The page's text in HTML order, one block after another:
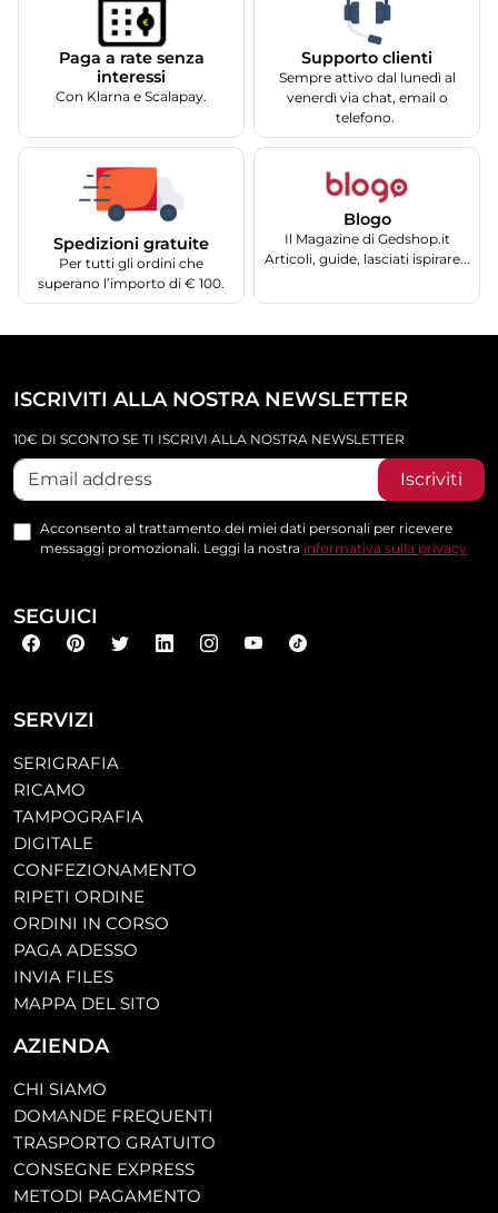
Paga a rate senza
interessi
Con Klarna e Scalapay.
Supporto clienti
Sempre attivo dal lunedì al
venerdì via chat, email o
telefono.
Spedizioni gratuite
Per tutti gli ordini che
superano l’importo di € 100.
Blogo
Il Magazine di Gedshop.it
Articoli, guide, lasciati ispirare...
SERVIZI
SERIGRAFIA
RICAMO
TAMPOGRAFIA
DIGITALE
CONFEZIONAMENTO
RIPETI ORDINE
ORDINI IN CORSO
PAGA ADESSO
INVIA FILES
MAPPA DEL SITO
AZIENDA
CHI SIAMO
DOMANDE FREQUENTI
TRASPORTO GRATUITO
CONSEGNE EXPRESS
METODI PAGAMENTO
ISCRIVITI ALLA NOSTRA NEWSLETTER
10€ DI SCONTO SE TI ISCRIVI ALLA NOSTRA NEWSLETTER
Iscriviti
Acconsento al trattamento dei miei dati personali per ricevere
messaggi promozionali. Leggi la nostra informativa sulla privacy
SEGUICI